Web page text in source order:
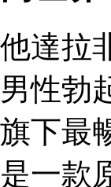
他達拉
男性勃
旗下最
是一款